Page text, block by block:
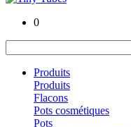
0
Produits
Produits
Flacons
Pots cosmétiques
Pots